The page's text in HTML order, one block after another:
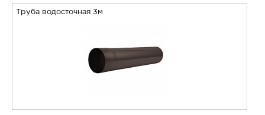
Труба водосточная 3м